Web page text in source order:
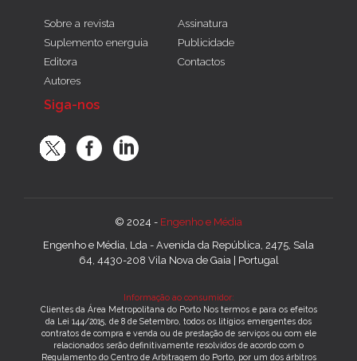
Sobre a revista
Suplemento energuia
Editora
Autores
Assinatura
Publicidade
Contactos
Siga-nos
© 2024 - Engenho e Média
Engenho e Média, Lda - Avenida da República, 2475, Sala
64, 4430-208 Vila Nova de Gaia | Portugal
Informação ao consumidor:
Clientes da Área Metropolitana do Porto Nos termos e para os efeitos
da Lei 144/2015, de 8 de Setembro, todos os litígios emergentes dos
contratos de compra e venda ou de prestação de serviços ou com ele
relacionados serão definitivamente resolvidos de acordo com o
Regulamento do Centro de Arbitragem do Porto, por um dos árbitros